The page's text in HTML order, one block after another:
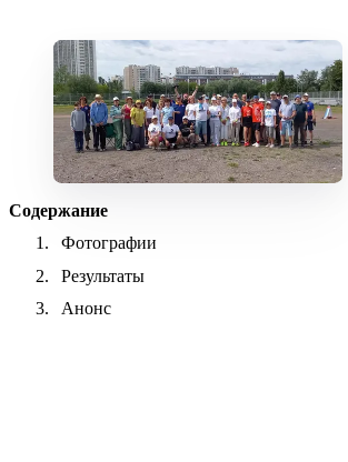
Содержание
Фотографии
Результаты
Анонс